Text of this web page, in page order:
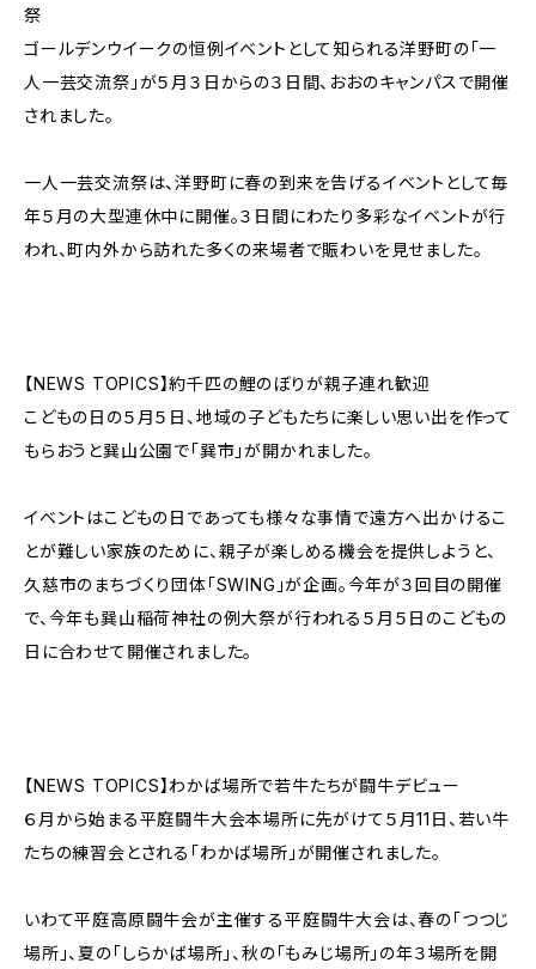
祭
ゴールデンウイークの恒例イベントとして知られる洋野町の「一
人一芸交流祭」が５月３日からの３日間、おおのキャンパスで開催
されました。
一人一芸交流祭は、洋野町に春の到来を告げるイベントとして毎
年５月の大型連休中に開催。３日間にわたり多彩なイベントが行
われ、町内外から訪れた多くの来場者で賑わいを見せました。
【NEWS TOPICS】約千匹の鯉のぼりが親子連れ歓迎
こどもの日の５月５日、地域の子どもたちに楽しい思い出を作って
もらおうと巽山公園で「巽市」が開かれました。
イベントはこどもの日であっても様々な事情で遠方へ出かけるこ
とが難しい家族のために、親子が楽しめる機会を提供しようと、
久慈市のまちづくり団体「SWING」が企画。今年が３回目の開催
で、今年も巽山稲荷神社の例大祭が行われる５月５日のこどもの
日に合わせて開催されました。
【NEWS TOPICS】わかば場所で若牛たちが闘牛デビュー
６月から始まる平庭闘牛大会本場所に先がけて５月11日、若い牛
たちの練習会とされる「わかば場所」が開催されました。
いわて平庭高原闘牛会が主催する平庭闘牛大会は、春の「つつじ
場所」、夏の「しらかば場所」、秋の「もみじ場所」の年３場所を開